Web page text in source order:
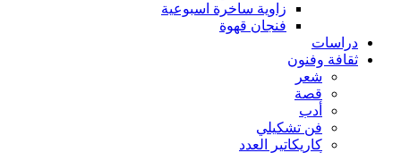
زاوية ساخرة اسبوعية
فنجان قهوة
دراسات
ثقافة وفنون
شعر
قصة
أدب
فن تشكيلي
كاريكاتير العدد